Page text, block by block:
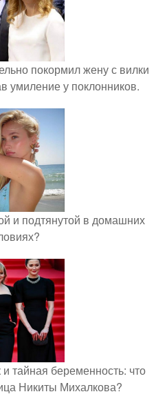
покормил жену с вилки
умиление у поклонников.
и подтянутой в домашних
тайная беременность: что
Никиты Михалкова?